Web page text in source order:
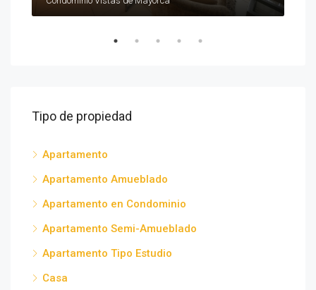
Tipo de propiedad
Apartamento
Apartamento Amueblado
Apartamento en Condominio
Apartamento Semi-Amueblado
Apartamento Tipo Estudio
Casa